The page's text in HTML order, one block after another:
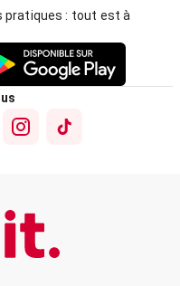
pratiques : tout est à